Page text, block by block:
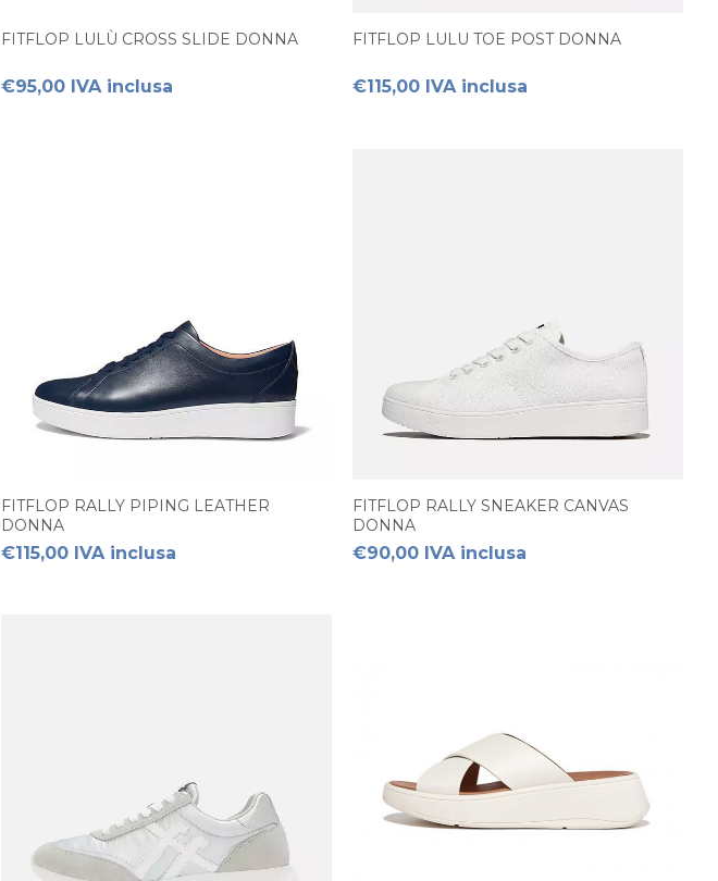
FITFLOP LULÙ CROSS SLIDE DONNA
€95,00 IVA inclusa
FITFLOP LULU TOE POST DONNA
€115,00 IVA inclusa
FITFLOP RALLY PIPING LEATHER
DONNA
€115,00 IVA inclusa
FITFLOP RALLY SNEAKER CANVAS
DONNA
€90,00 IVA inclusa